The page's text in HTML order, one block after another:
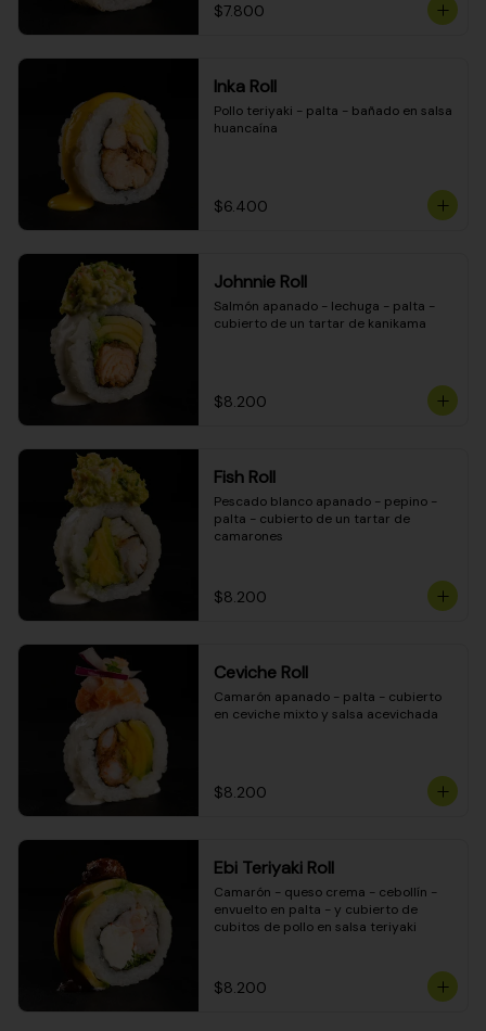
$7.800
Inka Roll
Pollo teriyaki - palta - bañado en salsa
huancaína
$6.400
Johnnie Roll
Salmón apanado - lechuga - palta -
cubierto de un tartar de kanikama
$8.200
Fish Roll
Pescado blanco apanado - pepino -
palta - cubierto de un tartar de
camarones
$8.200
Ceviche Roll
Camarón apanado - palta - cubierto
en ceviche mixto y salsa acevichada
$8.200
Ebi Teriyaki Roll
Camarón - queso crema - cebollín -
envuelto en palta - y cubierto de
cubitos de pollo en salsa teriyaki
$8.200